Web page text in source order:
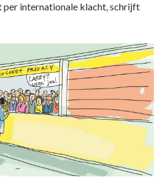
internationale klacht, schrijft